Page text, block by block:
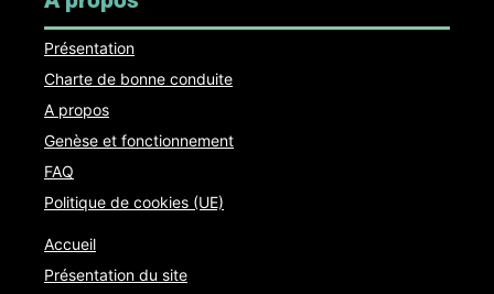
Présentation
Charte de bonne conduite
A propos
Genèse et fonctionnement
FAQ
Politique de cookies (UE)
Accueil
Présentation du site